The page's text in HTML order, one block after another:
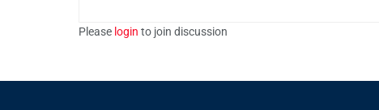
Please login to join discussion